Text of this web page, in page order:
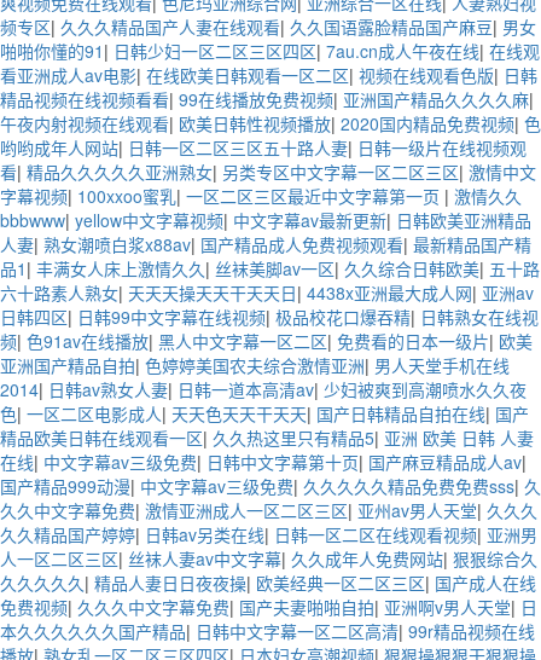
频专区| 久久久精品国产人妻在线观看| 久久国语露脸精品国产麻豆| 男女
啪啪你懂的91 | 日韩少妇一区二区三区四区| 7au.cn成人午夜在线| 在线观
看亚洲成人av电影| 在线欧美日韩观看一区二区| 视频在线观看色版| 日韩
精品视频在线视频看看| 99在线播放免费视频| 亚洲国产精品久久久久麻|
午夜内射视频在线观看| 欧美日韩性视频播放| 2020国内精品免费视频| 色
哟哟成年人网站| 日韩一区二区三区五十路人妻| 日韩一级片在线视频观
看| 精品久久久久久亚洲熟女| 另类专区中文字幕一区二区三区| 激情中文
字幕视频| 100xxoo蜜乳| 一区二区三区最近中文字幕第一页 | 激情久久
bbbwww| yellow中文字幕视频| 中文字幕av最新更新| 日韩欧美亚洲精品
人妻| 熟女潮喷白浆x88av| 国产精品成人免费视频观看| 最新精品国产精
品1 | 丰满女人床上激情久久| 丝袜美脚av一区| 久久综合日韩欧美| 五十路
六十路素人熟女| 天天天操天天干天天日| 4438x亚洲最大成人网| 亚洲av
日韩四区| 日韩99中文字幕在线视频| 极品校花口爆吞精| 日韩熟女在线视
频| 色91av在线播放| 黑人中文字幕一区二区| 免费看的日本一级片| 欧美
亚洲国产精品自拍| 色婷婷美国农夫综合激情亚洲| 男人天堂手机在线
2014| 日韩av熟女人妻| 日韩一道本高清av| 少妇被爽到高潮喷水久久夜
色| 一区二区电影成人| 天天色天天干天天| 国产日韩精品自拍在线| 国产
精品欧美日韩在线观看一区| 久久热这里只有精品5| 亚洲 欧美 日韩 人妻
在线| 中文字幕av三级免费| 日韩中文字幕第十页| 国产麻豆精品成人av|
国产精品999动漫| 中文字幕av三级免费| 久久久久久精品免费免费sss| 久
久久中文字幕免费| 激情亚洲成人一区二区三区| 亚州av男人天堂| 久久久
久久精品国产婷婷| 日韩av另类在线| 日韩一区二区在线观看视频| 亚洲男
人一区二区三区| 丝袜人妻av中文字幕| 久久成年人免费网站| 狠狠综合久
久久久久久| 精品人妻日日夜夜操| 欧美经典一区二区三区| 国产成人在线
免费视频| 久久久中文字幕免费| 国产夫妻啪啪自拍| 亚洲啊v男人天堂| 日
本久久久久久久国产精品| 日韩中文字幕一区二区高清| 99r精品视频在线